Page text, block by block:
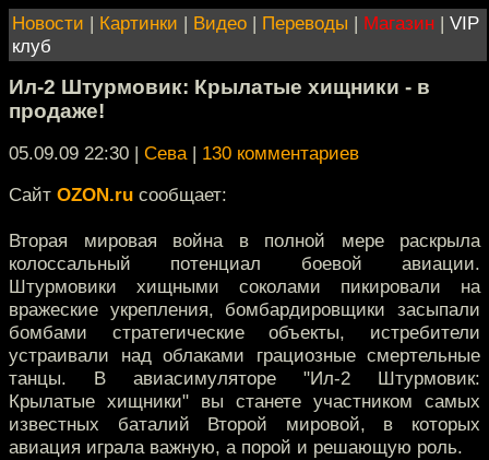
Новости | Картинки | Видео | Переводы | Магазин | VIP
клуб
Ил-2 Штурмовик: Крылатые хищники - в
продаже!
05.09.09 22:30 | Сева| 130 комментариев
Сайт OZON.ru сообщает:
Вторая мировая война в полной мере раскрыла
колоссальный потенциал боевой авиации.
Штурмовики хищными соколами пикировали на
вражеские укрепления, бомбардировщики засыпали
бомбами стратегические объекты, истребители
устраивали над облаками грациозные смертельные
танцы. В авиасимуляторе "Ил-2 Штурмовик:
Крылатые хищники" вы станете участником самых
известных баталий Второй мировой, в которых
авиация играла важную, а порой и решающую роль.